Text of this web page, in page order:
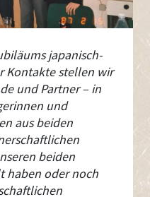
japanisch-
Kontakte stellen wir
und Partner – in
und
aus beiden
beiden
haben oder noch